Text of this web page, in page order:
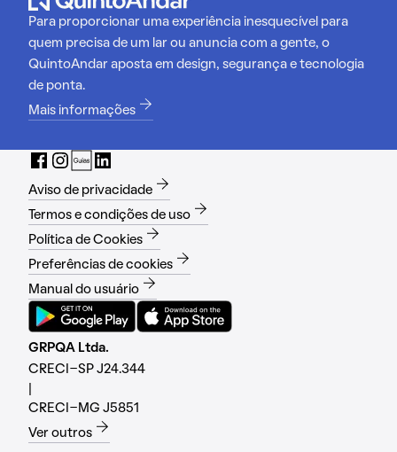
Para proporcionar uma experiência inesquecível para
quem precisa de um lar ou anuncia com a gente, o
QuintoAndar aposta em design, segurança e tecnologia
de ponta.
Mais informações
Aviso de privacidade
Termos e condições de uso
Política de Cookies
Preferências de cookies
Manual do usuário
GRPQA Ltda.
CRECI-SP J24.344
CRECI-MG J5851
Ver outros